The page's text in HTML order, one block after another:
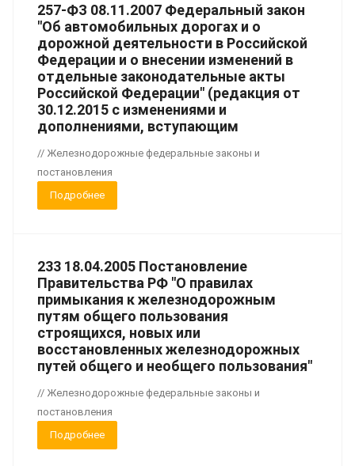
257-ФЗ 08.11.2007 Федеральный закон
"Об автомобильных дорогах и о
дорожной деятельности в Российской
Федерации и о внесении изменений в
отдельные законодательные акты
Российской Федерации" (редакция от
30.12.2015 с изменениями и
дополнениями, вступающим
// Железнодорожные федеральные законы и
постановления
Подробнее
233 18.04.2005 Постановление
Правительства РФ "О правилах
примыкания к железнодорожным
путям общего пользования
строящихся, новых или
восстановленных железнодорожных
путей общего и необщего пользования"
// Железнодорожные федеральные законы и
постановления
Подробнее